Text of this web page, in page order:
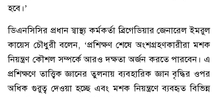
হবে।’
ডিএনসিসির প্রধান স্বাস্থ্য কর্মকর্তা ব্রিগেডিয়ার জেনারেল ইমরুল
কায়েস চৌধুরী বলেন, ‘প্রশিক্ষণ শেষে অংশগ্রহণকারীরা মশক
নিয়ন্ত্রণ কৌশল সম্পর্কে আরও দক্ষতা অর্জন করতে পারবেন। এ
প্রশিক্ষণে তাত্ত্বিক জ্ঞানের তুলনায় ব্যবহারিক জ্ঞান বৃদ্ধির ওপর
অধিক গুরুত্ব দেওয়া হচ্ছে এবং মশক নিয়ন্ত্রণে ব্যবহৃত বিভিন্ন